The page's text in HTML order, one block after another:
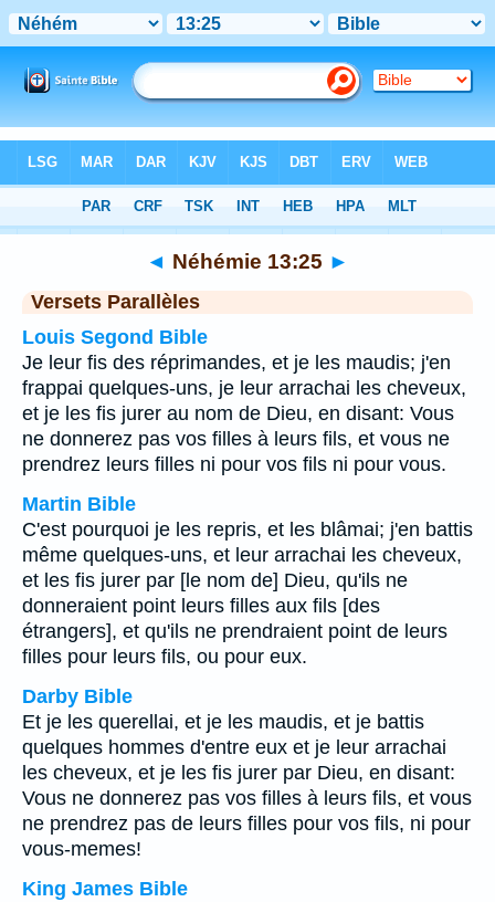
Chapitre 13> Verset 25
◄ Néhémie 13:25 ►
Versets Parallèles
Louis Segond Bible
Je leur fis des réprimandes, et je les maudis; j'en
frappai quelques-uns, je leur arrachai les cheveux,
et je les fis jurer au nom de Dieu, en disant: Vous
ne donnerez pas vos filles à leurs fils, et vous ne
prendrez leurs filles ni pour vos fils ni pour vous.
Martin Bible
C'est pourquoi je les repris, et les blâmai; j'en battis
même quelques-uns, et leur arrachai les cheveux,
et les fis jurer par [le nom de] Dieu, qu'ils ne
donneraient point leurs filles aux fils [des
étrangers], et qu'ils ne prendraient point de leurs
filles pour leurs fils, ou pour eux.
Darby Bible
Et je les querellai, et je les maudis, et je battis
quelques hommes d'entre eux et je leur arrachai
les cheveux, et je les fis jurer par Dieu, en disant:
Vous ne donnerez pas vos filles à leurs fils, et vous
ne prendrez pas de leurs filles pour vos fils, ni pour
vous-memes!
King James Bible